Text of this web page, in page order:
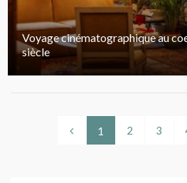
Voyage cinématographique au
siècle
1 2 3